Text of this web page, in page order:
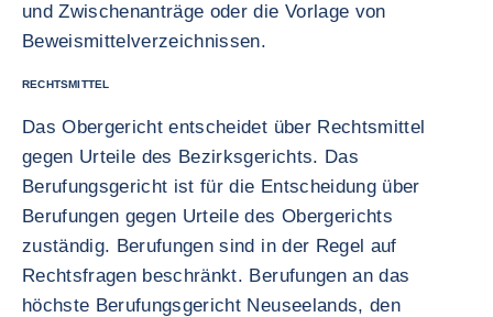
und Zwischenanträge oder die Vorlage von
Beweismittelverzeichnissen.
RECHTSMITTEL
Das Obergericht entscheidet über Rechtsmittel
gegen Urteile des Bezirksgerichts. Das
Berufungsgericht ist für die Entscheidung über
Berufungen gegen Urteile des Obergerichts
zuständig. Berufungen sind in der Regel auf
Rechtsfragen beschränkt. Berufungen an das
höchste Berufungsgericht Neuseelands, den